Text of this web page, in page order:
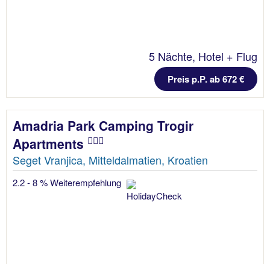
5 Nächte, Hotel + Flug
Preis p.P. ab 672 €
Amadria Park Camping Trogir
Apartments
Seget Vranjica, Mitteldalmatien, Kroatien
2.2 - 8 % Weiterempfehlung